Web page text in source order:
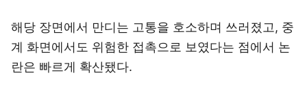
해당 장면에서 만디는 고통을 호소하며 쓰러졌고, 중
계 화면에서도 위험한 접촉으로 보였다는 점에서 논
란은 빠르게 확산됐다.